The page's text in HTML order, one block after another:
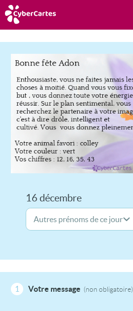
Anniversaire
Fête du jour
Amour
Amitié
Merci
Toutes les cartes
16 décembre
1 Votre message (non obligatoire)